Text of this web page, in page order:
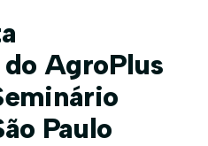
AgroPlus
Paulo